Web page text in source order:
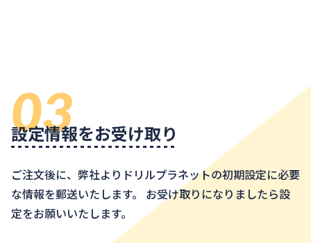
03
設定情報をお受け取り
ご注文後に、弊社よりドリルプラネットの初期設定に必要
な情報を郵送いたします。 お受け取りになりましたら設
定をお願いいたします。